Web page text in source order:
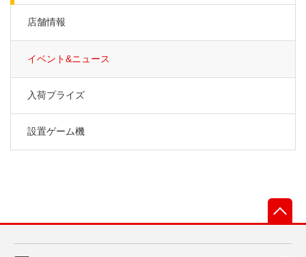
店舗情報
イベント&ニュース
入荷プライズ
設置ゲーム機